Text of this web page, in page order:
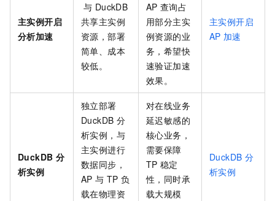
主实例开启
分析加速
与 DuckDB
共享主实例
资源，部署
简单、成本
较低。
AP 查询占
用部分主实
例资源的业
务，希望快
速验证加速
效果。
主实例开启
AP 加速
DuckDB 分
析实例
独立部署
DuckDB 分
析实例，与
主实例进行
数据同步，
AP 与 TP 负
载在物理资
对在线业务
延迟敏感的
核心业务，
需要保障
TP 稳定
性，同时承
载大规模
DuckDB 分
析实例